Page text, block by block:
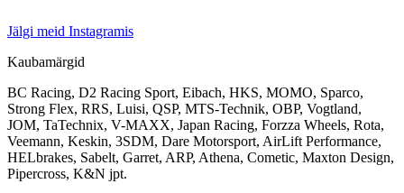
Jälgi meid Instagramis
Kaubamärgid
BC Racing, D2 Racing Sport, Eibach, HKS, MOMO, Sparco,
Strong Flex, RRS, Luisi, QSP, MTS-Technik, OBP, Vogtland,
JOM, TaTechnix, V-MAXX, Japan Racing, Forzza Wheels, Rota,
Veemann, Keskin, 3SDM, Dare Motorsport, AirLift Performance,
HELbrakes, Sabelt, Garret, ARP, Athena, Cometic, Maxton Design,
Pipercross, K&N jpt.